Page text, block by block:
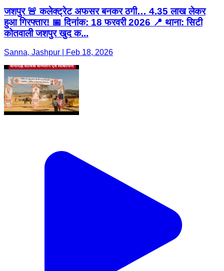
जशपुर 🚨 कलेक्ट्रेट अफसर बनकर ठगी… 4.35 लाख लेकर
हुआ गिरफ्तार! 📅 दिनांक: 18 फरवरी 2026 📍 थाना: सिटी
कोतवाली जशपुर खुद क...
Sanna, Jashpur | Feb 18, 2026